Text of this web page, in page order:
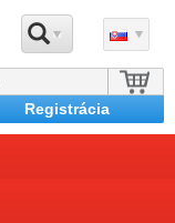
Registrácia